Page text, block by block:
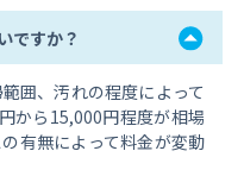
ですか？
囲、汚れの程度によって
から15,000円程度が相場
有無によって料金が変動